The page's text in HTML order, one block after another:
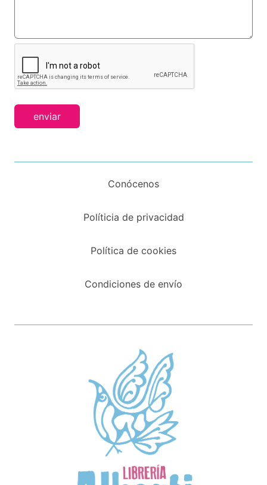
enviar
Conócenos
Políticia de privacidad
Política de cookies
Condiciones de envío